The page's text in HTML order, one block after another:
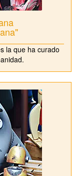
la que ha curado